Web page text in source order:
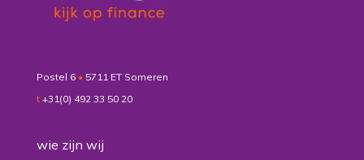
Postel 6 • 5711 ET Someren
t +31(0) 492 33 50 20
wie zijn wij